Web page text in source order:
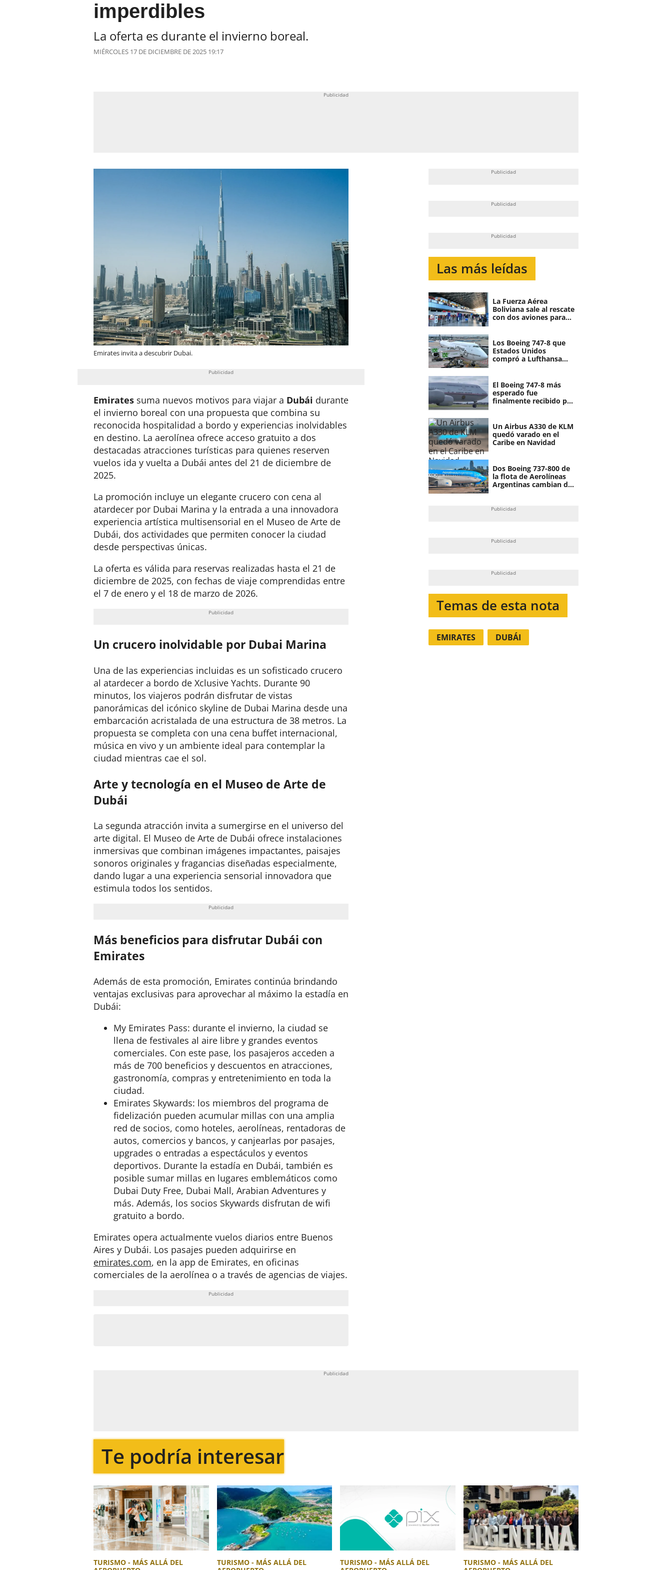
imperdibles
La oferta es durante el invierno boreal.
MIÉRCOLES 17 DE DICIEMBRE DE 2025 19:17
Emirates invita a descubrir Dubai.
Emirates suma nuevos motivos para viajar a Dubái durante
el invierno boreal con una propuesta que combina su
reconocida hospitalidad a bordo y experiencias inolvidables
en destino. La aerolínea ofrece acceso gratuito a dos
destacadas atracciones turísticas para quienes reserven
vuelos ida y vuelta a Dubái antes del 21 de diciembre de
2025.
La promoción incluye un elegante crucero con cena al
atardecer por Dubai Marina y la entrada a una innovadora
experiencia artística multisensorial en el Museo de Arte de
Dubái, dos actividades que permiten conocer la ciudad
desde perspectivas únicas.
La oferta es válida para reservas realizadas hasta el 21 de
diciembre de 2025, con fechas de viaje comprendidas entre
el 7 de enero y el 18 de marzo de 2026.
Un crucero inolvidable por Dubai Marina
Una de las experiencias incluidas es un sofisticado crucero
al atardecer a bordo de Xclusive Yachts. Durante 90
minutos, los viajeros podrán disfrutar de vistas
panorámicas del icónico skyline de Dubai Marina desde una
embarcación acristalada de una estructura de 38 metros. La
propuesta se completa con una cena buffet internacional,
música en vivo y un ambiente ideal para contemplar la
ciudad mientras cae el sol.
Arte y tecnología en el Museo de Arte de
Dubái
La segunda atracción invita a sumergirse en el universo del
arte digital. El Museo de Arte de Dubái ofrece instalaciones
inmersivas que combinan imágenes impactantes, paisajes
sonoros originales y fragancias diseñadas especialmente,
dando lugar a una experiencia sensorial innovadora que
estimula todos los sentidos.
Más beneficios para disfrutar Dubái con
Emirates
Además de esta promoción, Emirates continúa brindando
ventajas exclusivas para aprovechar al máximo la estadía en
Dubái:
My Emirates Pass: durante el invierno, la ciudad se
llena de festivales al aire libre y grandes eventos
comerciales. Con este pase, los pasajeros acceden a
más de 700 beneficios y descuentos en atracciones,
gastronomía, compras y entretenimiento en toda la
ciudad.
Emirates Skywards: los miembros del programa de
fidelización pueden acumular millas con una amplia
red de socios, como hoteles, aerolíneas, rentadoras de
autos, comercios y bancos, y canjearlas por pasajes,
upgrades o entradas a espectáculos y eventos
deportivos. Durante la estadía en Dubái, también es
posible sumar millas en lugares emblemáticos como
Dubai Duty Free, Dubai Mall, Arabian Adventures y
más. Además, los socios Skywards disfrutan de wifi
gratuito a bordo.
Emirates opera actualmente vuelos diarios entre Buenos
Aires y Dubái. Los pasajes pueden adquirirse en
emirates.com, en la app de Emirates, en oficinas
comerciales de la aerolínea o a través de agencias de viajes.
Las más leídas
La Fuerza Aérea
Boliviana sale al rescate
con dos aviones para
Los Boeing 747-8 que
Estados Unidos
compró a Lufthansa
El Boeing 747-8 más
esperado fue
finalmente recibido por
Un Airbus A330 de KLM
quedó varado en el
Caribe en Navidad
Dos Boeing 737-800 de
la flota de Aerolíneas
Argentinas cambian de
Temas de esta nota
EMIRATES DUBÁI
Te podría interesar
TURISMO - MÁS ALLÁ DEL
TURISMO - MÁS ALLÁ DEL
TURISMO - MÁS ALLÁ DEL
TURISMO - MÁS ALLÁ DEL